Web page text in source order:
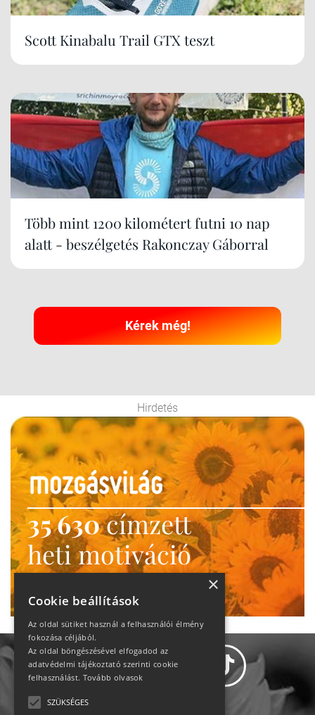
Scott Kinabalu Trail GTX teszt
Több mint 1200 kilométert futni 10 nap
alatt - beszélgetés Rakonczay Gáborral
Kérek még!
Hirdetés
35 630címzett
heti motiváció
Ne maradj le!
×
Cookie beállítások
Az oldal sütiket használ a felhasználói élmény
fokozása céljából.
Az oldal böngészésével elfogadod az
adatvédelmi tájékoztató szerinti cookie
felhasználást. Tovább olvasok
SZÜKSÉGES